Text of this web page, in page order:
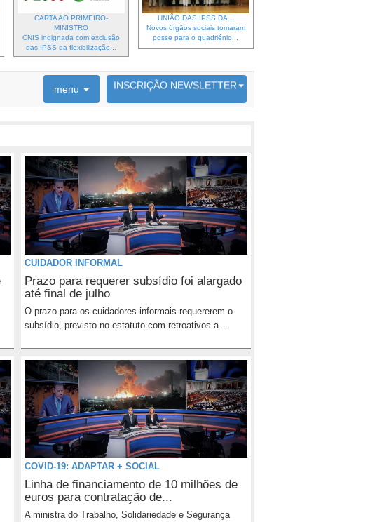
CARTA AO PRIMEIRO-
MINISTRO
CNIS indignada com exclusão
das IPSS da flexibilização...
UNIÃO DAS IPSS DA...
Novos órgãos sociais tomaram
posse para o quadriénio...
menu INSCRIÇÃO NEWSLETTER
CUIDADOR INFORMAL
Prazo para requerer subsídio foi alargado
até final de julho
O prazo para os cuidadores informais requererem o
subsídio, previsto no estatuto com retroativos a...
COVID-19: ADAPTAR + SOCIAL
Linha de financiamento de 10 milhões de
euros para contratação de...
A ministra do Trabalho, Solidariedade e Segurança